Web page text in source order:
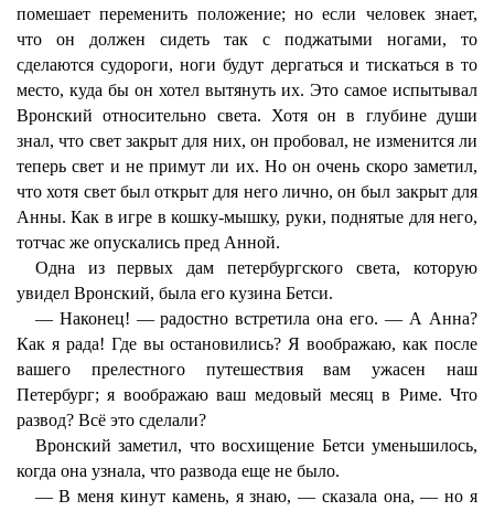
помешает переменить положение; но если человек знает,
что он должен сидеть так с поджатыми ногами, то
сделаются судороги, ноги будут дергаться и тискаться в то
место, куда бы он хотел вытянуть их. Это самое испытывал
Вронский относительно света. Хотя он в глубине души
знал, что свет закрыт для них, он пробовал, не изменится ли
теперь свет и не примут ли их. Но он очень скоро заметил,
что хотя свет был открыт для него лично, он был закрыт для
Анны. Как в игре в кошку-мышку, руки, поднятые для него,
тотчас же опускались пред Анной.
Одна из первых дам петербургского света, которую
увидел Вронский, была его кузина Бетси.
— Наконец! — радостно встретила она его. — А Анна?
Как я рада! Где вы остановились? Я воображаю, как после
вашего прелестного путешествия вам ужасен наш
Петербург; я воображаю ваш медовый месяц в Риме. Что
развод? Всё это сделали?
Вронский заметил, что восхищение Бетси уменьшилось,
когда она узнала, что развода еще не было.
— В меня кинут камень, я знаю, — сказала она, — но я